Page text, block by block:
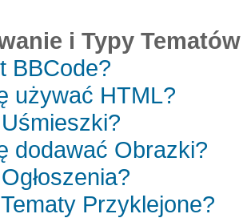
i Typy Tematów
BBCode?
używać HTML?
dodawać Obrazki?
Przyklejone?